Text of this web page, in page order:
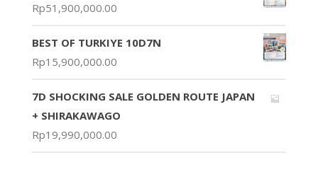
Rp51,900,000.00
BEST OF TURKIYE 10D7N
Rp15,900,000.00
7D SHOCKING SALE GOLDEN ROUTE JAPAN
+ SHIRAKAWAGO
Rp19,990,000.00